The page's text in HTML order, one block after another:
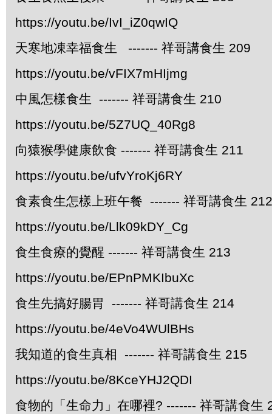
https://youtu.be/IvI_iZ0qwIQ
天寒地凍幸福食生 ------- 祥哥講食生 209
https://youtu.be/vFIX7mHIjmg
中風怎樣食生 ------- 祥哥講食生 210
https://youtu.be/5Z7UQ_40Rg8
向猿猴學健康飲食 ------- 祥哥講食生 211
https://youtu.be/ufvYroKj6RY
食素食生怎樣上班午餐 ------- 祥哥講食生 212
https://youtu.be/Llk09kDY_Cg
食生食療的覺醒 ------- 祥哥講食生 213
https://youtu.be/EPnPMKIbuXc
食生先搞好腸胃 ------- 祥哥講食生 214
https://youtu.be/4eVo4WUlBHs
我知道的食生真相 ------- 祥哥講食生 215
https://youtu.be/8KceYHJ2QDI
食物的「生命力」在哪裡? ------- 祥哥講食生